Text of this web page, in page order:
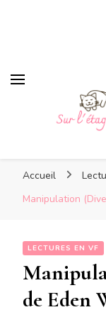
Sur
Accueil
Manipulation
LECTURES EN VF
de Eden